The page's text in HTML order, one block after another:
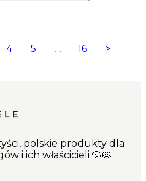
4 5 … 16 >
polskie produkty dla
i ich właścicieli 🐶🐱